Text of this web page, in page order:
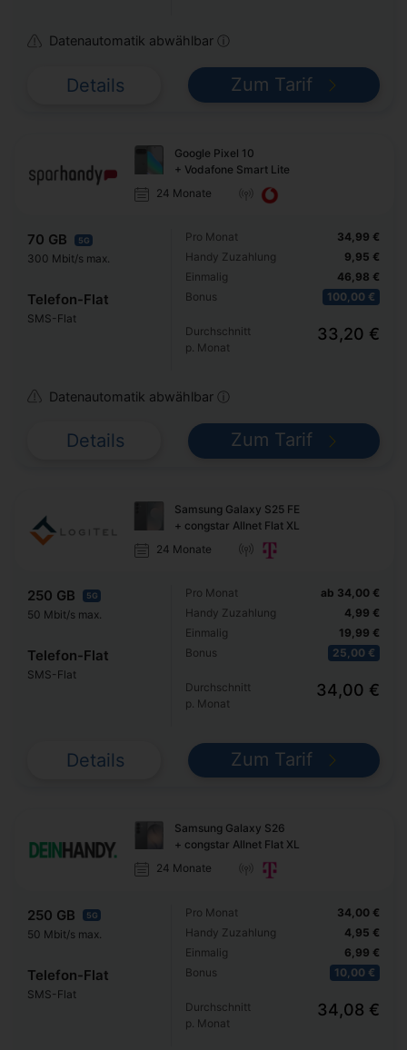
Datenautomatik abwählbar ⓘ
Details Zum Tarif
Google Pixel 10
+ Vodafone Smart Lite
24 Monate
70 GB 5G
300 Mbit/s max.
Telefon-Flat
SMS-Flat
Pro Monat
Handy Zuzahlung
Einmalig
Bonus
34,99 €
9,95 €
46,98 €
100,00 €
Durchschnitt
p. Monat
33,20 €
Datenautomatik abwählbar ⓘ
Details Zum Tarif
Samsung Galaxy S25 FE
+ congstar Allnet Flat XL
24 Monate
250 GB 5G
50 Mbit/s max.
Telefon-Flat
SMS-Flat
Pro Monat
Handy Zuzahlung
Einmalig
Bonus
ab 34,00 €
4,99 €
19,99 €
25,00 €
Durchschnitt
p. Monat
34,00 €
Details Zum Tarif
Samsung Galaxy S26
+ congstar Allnet Flat XL
24 Monate
250 GB 5G
50 Mbit/s max.
Telefon-Flat
SMS-Flat
Pro Monat
Handy Zuzahlung
Einmalig
Bonus
34,00 €
4,95 €
6,99 €
10,00 €
Durchschnitt
p. Monat
34,08 €